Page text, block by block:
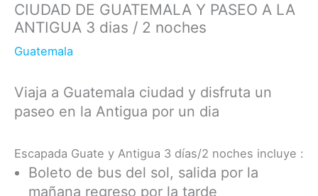
CIUDAD DE GUATEMALA Y PASEO A LA
ANTIGUA 3 dias / 2 noches
Guatemala
Viaja a Guatemala ciudad y disfruta un
paseo en la Antigua por un dia
Escapada Guate y Antigua 3 días/2 noches incluye :
Boleto de bus del sol, salida por la
mañana regreso por la tarde